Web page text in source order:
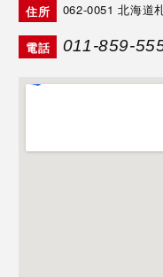
住所 062-0051北海道
電話 011-859-